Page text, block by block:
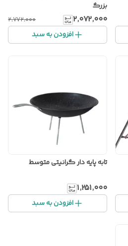
بزرگ
۲٬۰۷۲٬۰۰۰ ۲٬۷۷۲٬۰۰۰
افزودن به سبد
تابه پایه دار گرانیتی متوسط
۱٬۲۵۱٬۰۰۰
افزودن به سبد